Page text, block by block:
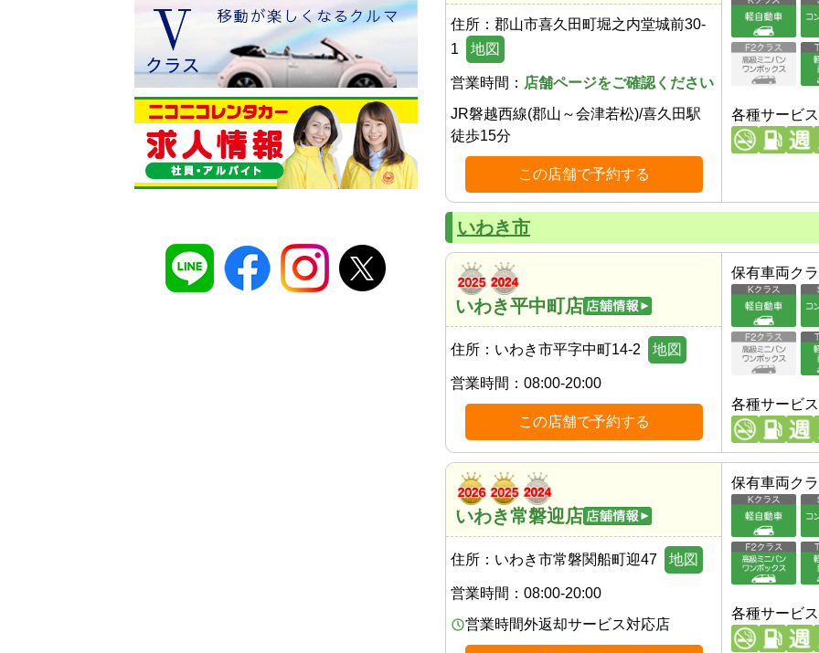
住所： 郡山市喜久田町堀之内堂城前30-
1
地図
営業時間： 店舗ページをご確認ください
JR磐越西線(郡山～会津若松)/喜久田駅
徒歩15分
この店舗で予約する
各種サービス
いわき市
いわき平中町店
住所： いわき市平字中町14-2 地図
営業時間： 08:00-20:00
この店舗で予約する
保有車両ク
各種サービス
いわき常磐迎店
住所： いわき市常磐関船町迎47 地図
営業時間： 08:00-20:00
営業時間外返却サービス対応店
保有車両ク
各種サービス